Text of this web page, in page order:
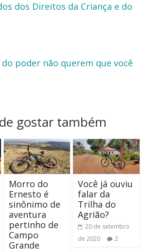
dos Direitos da Criança e do
poder não querem que você
gostar também
Morro do
Ernesto é
sinônimo de
aventura
pertinho de
Campo
Grande
Você já ouviu
falar da
Trilha do
Agrião?
20 de setembro
de 2020
2